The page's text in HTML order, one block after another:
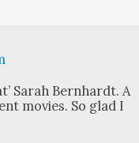
Sarah Bern­hardt. A
movies. So glad I